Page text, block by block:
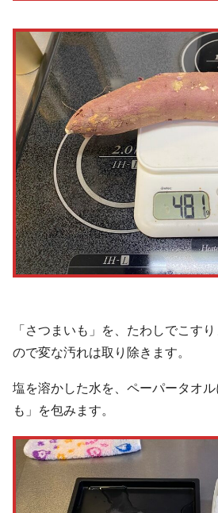
「さつまいも」を、たわしでこす
ので変な汚れは取り除きます。
塩を溶かした水を、ペーパータオ
も」を包みます。